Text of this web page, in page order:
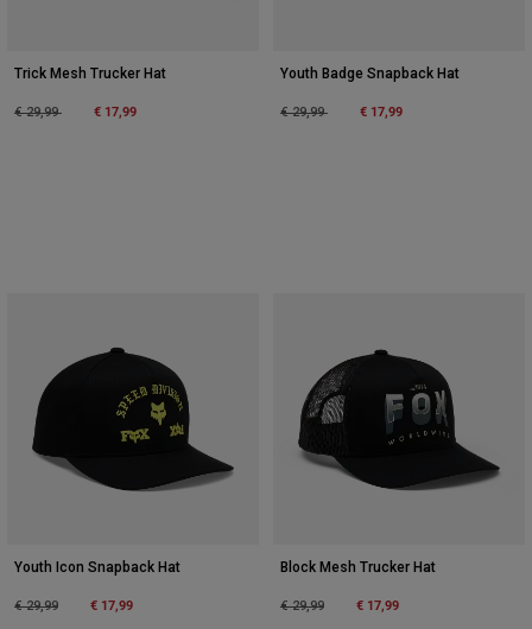
Trick Mesh Trucker Hat
Price reduced from
€ 29,99to € 17,99
Youth Badge Snapback Hat
Price reduced from
€ 29,99to € 17,99
Youth Icon Snapback Hat
Price reduced from
€ 29,99to € 17,99
Block Mesh Trucker Hat
Price reduced from
€ 29,99to € 17,99